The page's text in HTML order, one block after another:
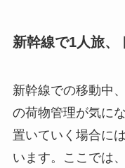
新幹線で1人旅、
新幹線での移動中
の荷物管理が気に
置いていく場合に
います。ここでは